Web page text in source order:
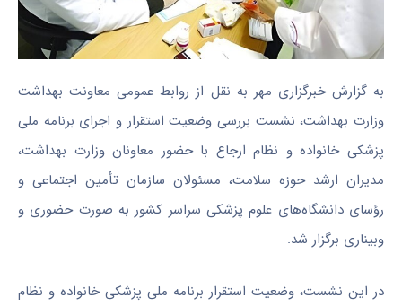
به گزارش خبرگزاری مهر به نقل از روابط عمومی معاونت بهداشت
وزارت بهداشت، نشست بررسی وضعیت استقرار و اجرای برنامه ملی
پزشکی خانواده و نظام ارجاع با حضور معاونان وزارت بهداشت،
مدیران ارشد حوزه سلامت، مسئولان سازمان تأمین اجتماعی و
رؤسای دانشگاه‌های علوم پزشکی سراسر کشور به‌ صورت حضوری و
وبیناری برگزار شد.
در این نشست، وضعیت استقرار برنامه ملی پزشکی خانواده و نظام